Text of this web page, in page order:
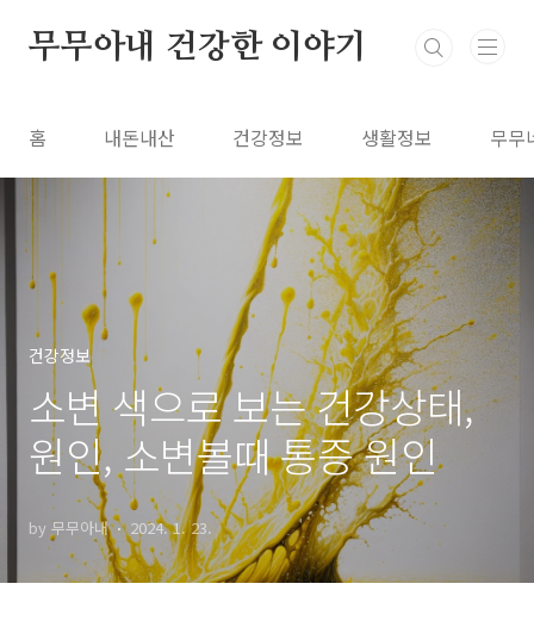
무무아내 건강한 이야기
홈 내돈내산 건강정보 생활정보 무무
건강정보
소변 색으로 보는 건강상태,
원인, 소변볼때 통증 원인
by 무무아내 2024. 1. 23.